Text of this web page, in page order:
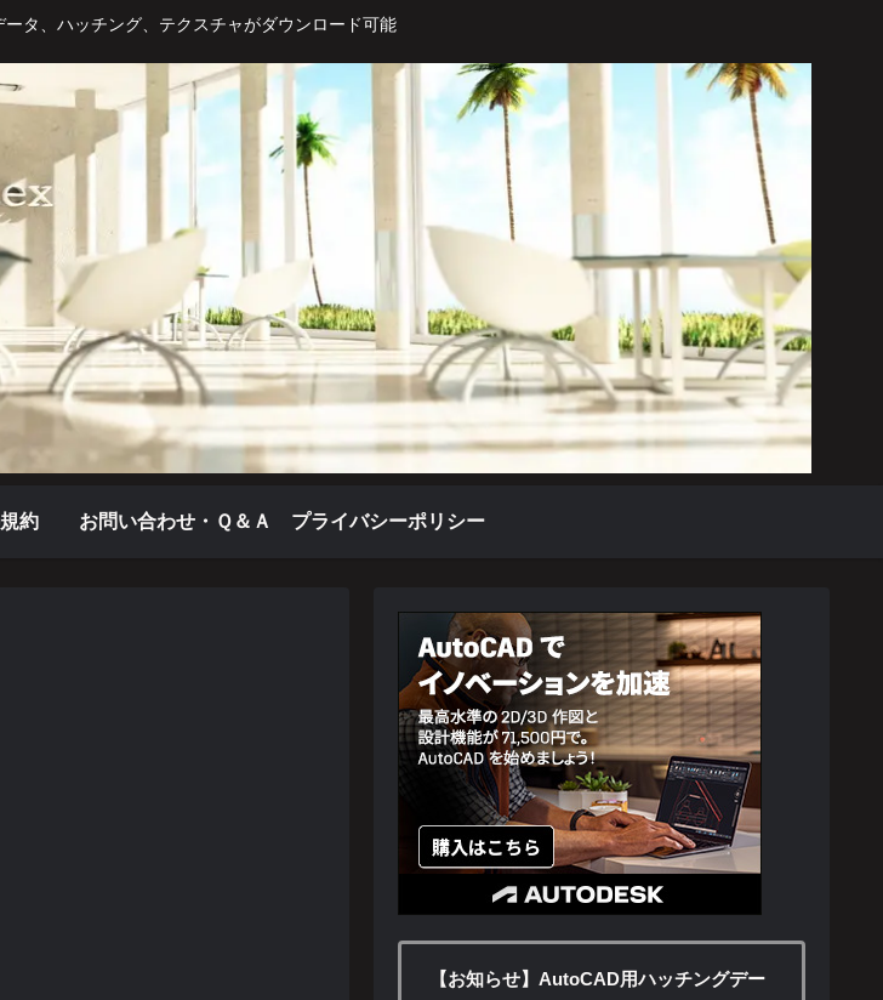
ータ、ハッチング、テクスチャがダウンロード可能
約 お問い合わせ・Ｑ＆Ａ プライバシーポリシー
【お知らせ】AutoCAD用ハッチングデー